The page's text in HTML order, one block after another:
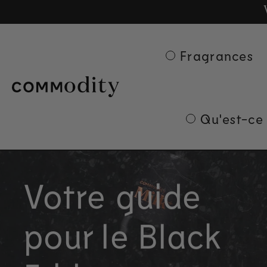
Fragrances
Qu'est-ce
Votre guide
pour le Black